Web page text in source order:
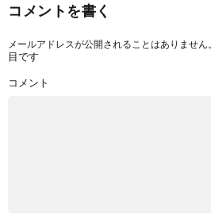
コメントを書く
メールアドレスが公開されることはありません。
目です
コメント